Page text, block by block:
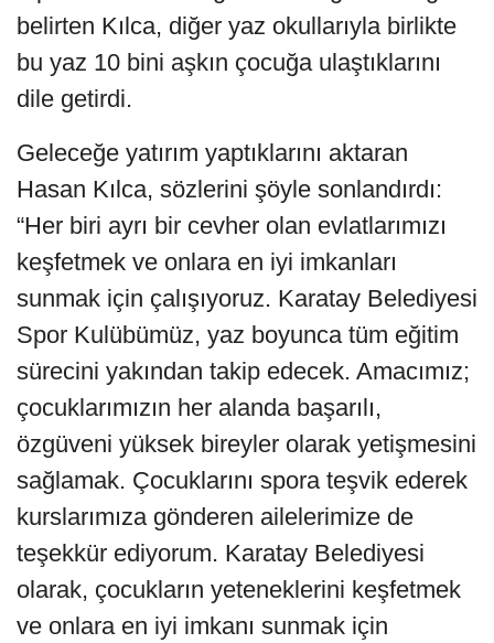
belirten Kılca, diğer yaz okullarıyla birlikte
bu yaz 10 bini aşkın çocuğa ulaştıklarını
dile getirdi.
Geleceğe yatırım yaptıklarını aktaran
Hasan Kılca, sözlerini şöyle sonlandırdı:
“Her biri ayrı bir cevher olan evlatlarımızı
keşfetmek ve onlara en iyi imkanları
sunmak için çalışıyoruz. Karatay Belediyesi
Spor Kulübümüz, yaz boyunca tüm eğitim
sürecini yakından takip edecek. Amacımız;
çocuklarımızın her alanda başarılı,
özgüveni yüksek bireyler olarak yetişmesini
sağlamak. Çocuklarını spora teşvik ederek
kurslarımıza gönderen ailelerimize de
teşekkür ediyorum. Karatay Belediyesi
olarak, çocukların yeteneklerini keşfetmek
ve onlara en iyi imkanı sunmak için